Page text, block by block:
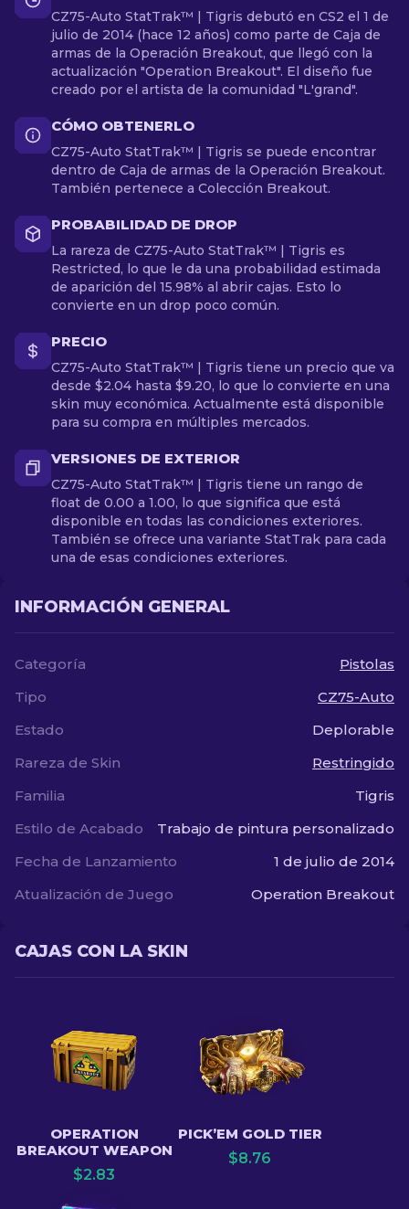
CZ75-Auto StatTrak™ | Tigris debutó en CS2 el 1 de
julio de 2014 (hace 12 años) como parte de Caja de
armas de la Operación Breakout, que llegó con la
actualización "Operation Breakout". El diseño fue
creado por el artista de la comunidad "L'grand".
CÓMO OBTENERLO
CZ75-Auto StatTrak™ | Tigris se puede encontrar
dentro de Caja de armas de la Operación Breakout.
También pertenece a Colección Breakout.
PROBABILIDAD DE DROP
La rareza de CZ75-Auto StatTrak™ | Tigris es
Restricted, lo que le da una probabilidad estimada
de aparición del 15.98% al abrir cajas. Esto lo
convierte en un drop poco común.
PRECIO
CZ75-Auto StatTrak™ | Tigris tiene un precio que va
desde $2.04 hasta $9.20, lo que lo convierte en una
skin muy económica. Actualmente está disponible
para su compra en múltiples mercados.
VERSIONES DE EXTERIOR
CZ75-Auto StatTrak™ | Tigris tiene un rango de
float de 0.00 a 1.00, lo que significa que está
disponible en todas las condiciones exteriores.
También se ofrece una variante StatTrak para cada
una de esas condiciones exteriores.
INFORMACIÓN GENERAL
Categoría
Pistolas
Tipo
CZ75-Auto
Estado
Deplorable
Rareza de Skin
Restringido
Familia
Tigris
Estilo de Acabado
Trabajo de pintura personalizado
Fecha de Lanzamiento
1 de julio de 2014
Atualización de Juego
Operation Breakout
CAJAS CON LA SKIN
OPERATION
BREAKOUT WEAPON
$2.83
PICK’EM GOLD TIER
$8.76